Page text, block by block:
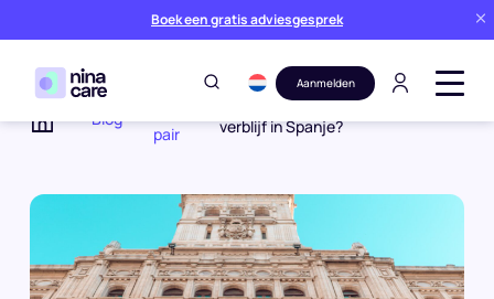
Boek een gratis adviesgesprek
Aanmelden
Blog
pair
verblijf in Spanje?